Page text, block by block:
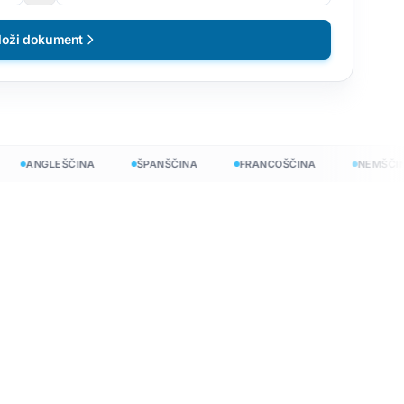
dokument
ANGLEŠČINA ŠPANŠČINA FRANCOŠČINA NEMŠČINA